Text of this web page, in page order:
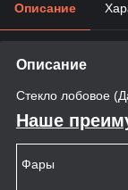
Описание
Описание
Стекло лобовое
Наше
Фары